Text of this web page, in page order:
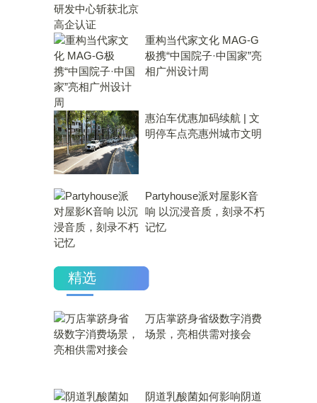
重构当代家文化 MAG-G
极携“中国院子·中国家”亮
相广州设计周
惠泊车优惠加码续航 | 文
明停车点亮惠州城市文明
Partyhouse派对屋影K音
响 以沉浸音质，刻录不朽
记忆
精选
万店掌跻身省级数字消费
场景，亮相供需对接会
​阴道乳酸菌如何影响阴道